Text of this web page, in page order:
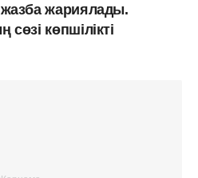
жариялады.
көпшілікті